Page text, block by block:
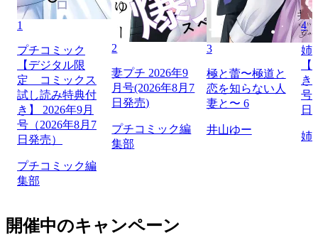
1
プチコミック
【デジタル限
定 コミックス
試し読み特典付
き】 2026年9月
号（2026年8月7
日発売）
プチコミック編
集部
2
妻プチ 2026年9
月号(2026年8月7
日発売)
プチコミック編
集部
3
極と蕾〜極道と
恋を知らない人
妻と〜 6
井山ゆー
4
姉
き
号
日
姉
開催中のキャンペーン